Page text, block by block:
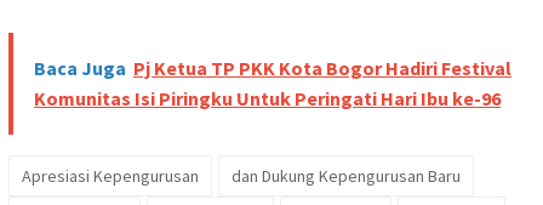
Baca Juga Pj Ketua TP PKK Kota Bogor Hadiri Festival
Komunitas Isi Piringku Untuk Peringati Hari Ibu ke-96
Apresiasi Kepengurusan
dan Dukung Kepengurusan Baru